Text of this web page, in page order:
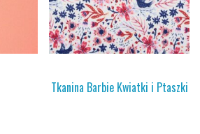
Tkanina Barbie Kwiatki i Ptaszki